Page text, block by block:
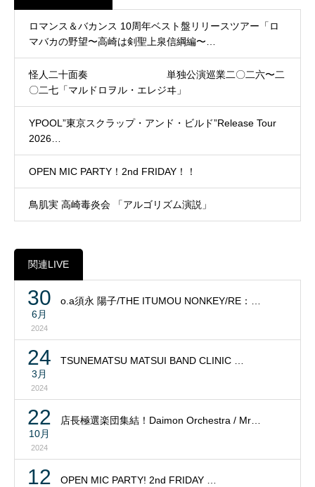
ロマンス＆バカンス 10周年ベスト盤リリースツアー「ロ
マバカの野望〜高崎は剣聖上泉信綱編〜…
怪人二十面奏 単独公演巡業二〇二六〜二
〇二七「マルドロヲル・エレジヰ」
YPOOL”東京スクラップ・アンド・ビルド”Release Tour
2026…
OPEN MIC PARTY！2nd FRIDAY！！
鳥肌実 高崎毒炎会 「アルゴリズム演説」
関連LIVE
30
6月
2024
o.a須永 陽子/THE ITUMOU NONKEY/RE：…
24
3月
2024
TSUNEMATSU MATSUI BAND CLINIC …
22
10月
2024
店長極選楽団集結！Daimon Orchestra / Mr…
12 OPEN MIC PARTY! 2nd FRIDAY …